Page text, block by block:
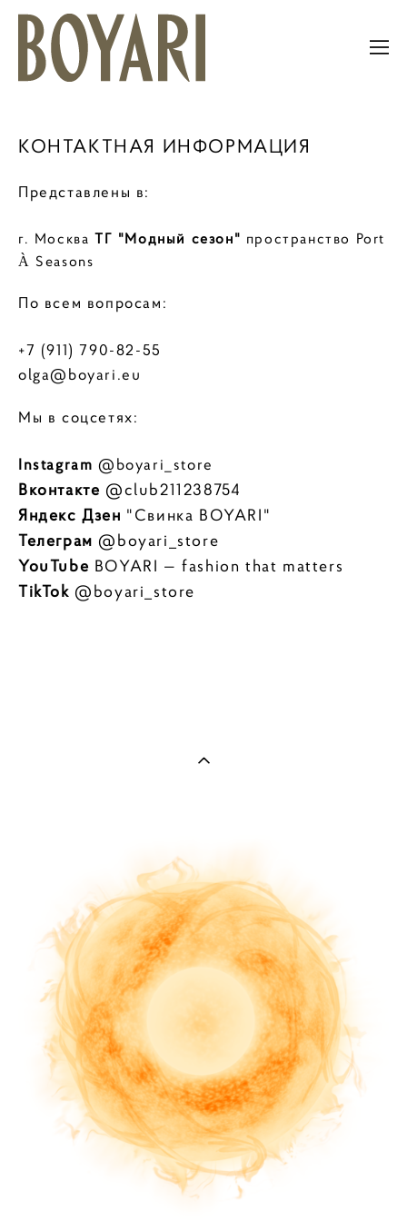
КОНТАКТНАЯ ИНФОРМАЦИЯ
Представлены в:
г. Москва ТГ "Модный сезон" пространство Port
À Seasons
По всем вопросам:
+7 (911) 790-82-55
olga@boyari.eu
Мы в соцсетях:
Instagram @boyari_store
Вконтакте @club211238754
Яндекс Дзен "Свинка BOYARI"
Телеграм @boyari_store
YouTube BOYARI — fashion that matters
TikTok @boyari_store